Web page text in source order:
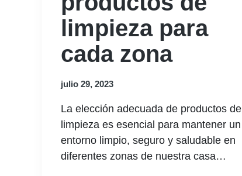
limpieza para
cada zona
julio 29, 2023
La elección adecuada de productos de
limpieza es esencial para mantener un
entorno limpio, seguro y saludable en
diferentes zonas de nuestra casa…